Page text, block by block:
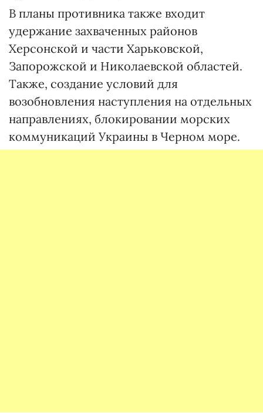
В планы противника также входит
удержание захваченных районов
Херсонской и части Харьковской,
Запорожской и Николаевской областей.
Также, создание условий для
возобновления наступления на отдельных
направлениях, блокировании морских
коммуникаций Украины в Черном море.